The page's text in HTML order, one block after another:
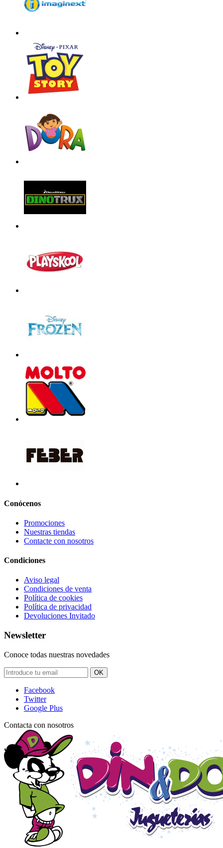
Conócenos
Promociones
Nuestras tiendas
Contacte con nosotros
Condiciones
Aviso legal
Condiciones de venta
Política de cookies
Política de privacidad
Devoluciones Invitado
Newsletter
Conoce todas nuestras novedades
OK
Facebook
Twitter
Google Plus
Contacta con nosotros